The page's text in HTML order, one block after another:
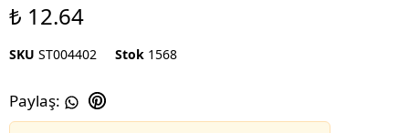
₺ 12.64
SKU ST004402 Stok 1568
Paylaş: